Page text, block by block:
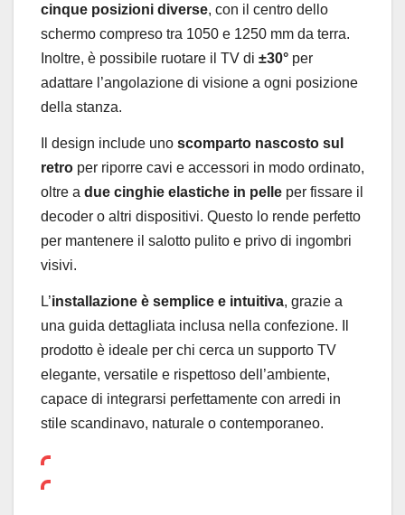
cinque posizioni diverse, con il centro dello
schermo compreso tra 1050 e 1250 mm da terra.
Inoltre, è possibile ruotare il TV di ±30° per
adattare l’angolazione di visione a ogni posizione
della stanza.
Il design include uno scomparto nascosto sul
retro per riporre cavi e accessori in modo ordinato,
oltre a due cinghie elastiche in pelle per fissare il
decoder o altri dispositivi. Questo lo rende perfetto
per mantenere il salotto pulito e privo di ingombri
visivi.
L’installazione è semplice e intuitiva, grazie a
una guida dettagliata inclusa nella confezione. Il
prodotto è ideale per chi cerca un supporto TV
elegante, versatile e rispettoso dell’ambiente,
capace di integrarsi perfettamente con arredi in
stile scandinavo, naturale o contemporaneo.